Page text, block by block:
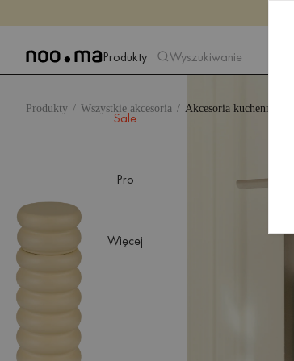
Produkty
Sale
Pro
Więcej
Wyszukiwanie
Produkty Wszystkie akcesoria Akcesoria kuchenne